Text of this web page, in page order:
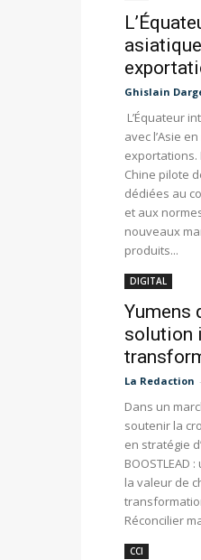
Ghislain
L’Équateur
avec l’Asie
exportations.
Chine pilote
dédiées au
et aux
nouveaux
produits...
DIGITAL
Yumens
solution
La Redaction -
Dans un
soutenir la
en stratégie
la valeur de
Réconcilier
CCI